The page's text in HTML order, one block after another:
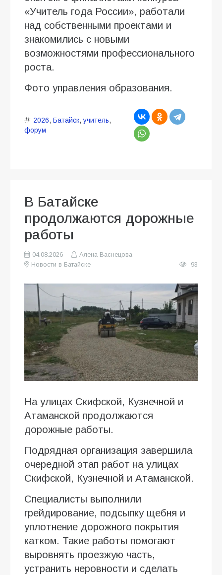
«Учитель года России», работали
над собственными проектами и
знакомились с новыми
возможностями профессионального
роста.
Фото управления образования.
2026, Батайск,учитель,
форум
В Батайске
продолжаются дорожные
работы
04.08.2026
Алена Васнецова
Новости в Батайске
93
На улицах Скифской, Кузнечной и
Атаманской продолжаются
дорожные работы.
Подрядная организация завершила
очередной этап работ на улицах
Скифской, Кузнечной и Атаманской.
Специалисты выполнили
грейдирование, подсыпку щебня и
уплотнение дорожного покрытия
катком. Такие работы помогают
выровнять проезжую часть,
устранить неровности и сделать